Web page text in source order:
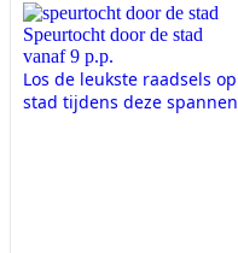
Speurtocht door de stad
vanaf 9 p.p.
Los de leukste raadsels
stad tijdens deze